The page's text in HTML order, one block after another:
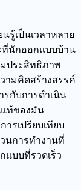
รู้เป็นเวลาหลาย
ที่นักออกแบบบ้าน
ประสิทธิภาพ
ามคิดสร้างสรรค์
กับการดำเนิน
แท้ของมัน
รเปรียบเทียบ
นการทำงานที่
บบที่รวดเร็ว